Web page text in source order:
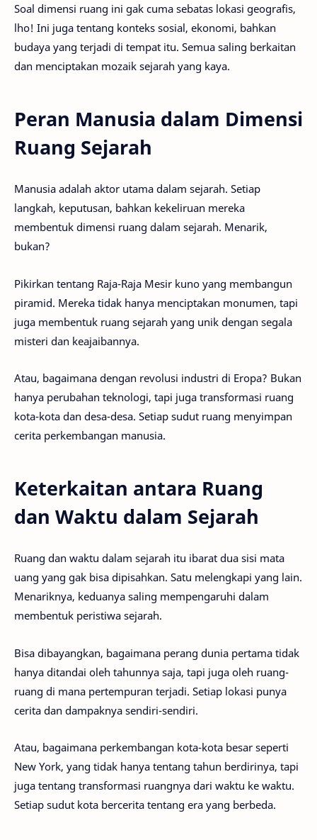
Soal dimensi ruang ini gak cuma sebatas lokasi geografis,
lho! Ini juga tentang konteks sosial, ekonomi, bahkan
budaya yang terjadi di tempat itu. Semua saling berkaitan
dan menciptakan mozaik sejarah yang kaya.
Peran Manusia dalam Dimensi
Ruang Sejarah
Manusia adalah aktor utama dalam sejarah. Setiap
langkah, keputusan, bahkan kekeliruan mereka
membentuk dimensi ruang dalam sejarah. Menarik,
bukan?
Pikirkan tentang Raja-Raja Mesir kuno yang membangun
piramid. Mereka tidak hanya menciptakan monumen, tapi
juga membentuk ruang sejarah yang unik dengan segala
misteri dan keajaibannya.
Atau, bagaimana dengan revolusi industri di Eropa? Bukan
hanya perubahan teknologi, tapi juga transformasi ruang
kota-kota dan desa-desa. Setiap sudut ruang menyimpan
cerita perkembangan manusia.
Keterkaitan antara Ruang
dan Waktu dalam Sejarah
Ruang dan waktu dalam sejarah itu ibarat dua sisi mata
uang yang gak bisa dipisahkan. Satu melengkapi yang lain.
Menariknya, keduanya saling mempengaruhi dalam
membentuk peristiwa sejarah.
Bisa dibayangkan, bagaimana perang dunia pertama tidak
hanya ditandai oleh tahunnya saja, tapi juga oleh ruang-
ruang di mana pertempuran terjadi. Setiap lokasi punya
cerita dan dampaknya sendiri-sendiri.
Atau, bagaimana perkembangan kota-kota besar seperti
New York, yang tidak hanya tentang tahun berdirinya, tapi
juga tentang transformasi ruangnya dari waktu ke waktu.
Setiap sudut kota bercerita tentang era yang berbeda.